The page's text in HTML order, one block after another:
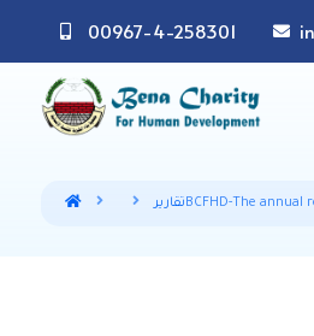
00967-4-258301
تقارير‏‏‏‏BCFHD-The annual